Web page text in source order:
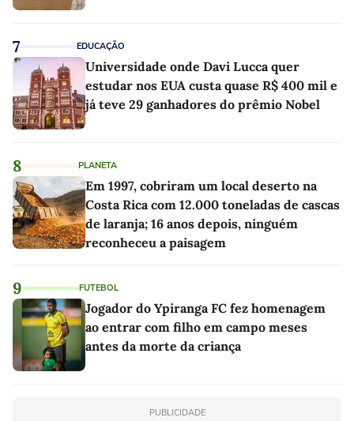
7 EDUCAÇÃO
Universidade onde Davi Lucca quer
estudar nos EUA custa quase R$ 400 mil e
já teve 29 ganhadores do prêmio Nobel
8 PLANETA
Em 1997, cobriram um local deserto na
Costa Rica com 12.000 toneladas de cascas
de laranja; 16 anos depois, ninguém
reconheceu a paisagem
9 FUTEBOL
Jogador do Ypiranga FC fez homenagem
ao entrar com filho em campo meses
antes da morte da criança
PUBLICIDADE